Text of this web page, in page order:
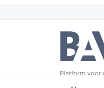
Platform voor